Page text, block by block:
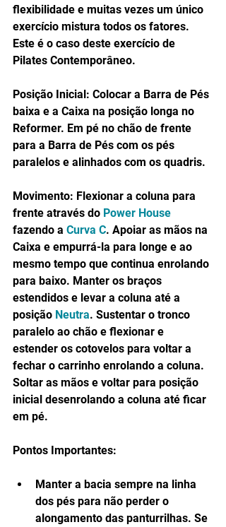
flexibilidade e muitas vezes um único
exercício mistura todos os fatores.
Este é o caso deste exercício de
Pilates Contemporâneo.
Posição Inicial: Colocar a Barra de Pés
baixa e a Caixa na posição longa no
Reformer. Em pé no chão de frente
para a Barra de Pés com os pés
paralelos e alinhados com os quadris.
Movimento: Flexionar a coluna para
frente através do Power House
fazendo a Curva C. Apoiar as mãos na
Caixa e empurrá-la para longe e ao
mesmo tempo que continua enrolando
para baixo. Manter os braços
estendidos e levar a coluna até a
posição Neutra. Sustentar o tronco
paralelo ao chão e flexionar e
estender os cotovelos para voltar a
fechar o carrinho enrolando a coluna.
Soltar as mãos e voltar para posição
inicial desenrolando a coluna até ficar
em pé.
Pontos Importantes:
Manter a bacia sempre na linha
dos pés para não perder o
alongamento das panturrilhas. Se